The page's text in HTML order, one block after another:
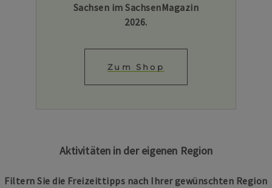
Sachsen im SachsenMagazin
2026.
Zum Shop
Aktivitäten in der eigenen Region
Filtern Sie die Freizeittipps nach Ihrer gewünschten Region